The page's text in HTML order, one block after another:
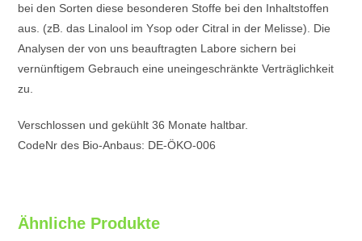
bei den Sorten diese besonderen Stoffe bei den Inhaltstoffen
aus. (zB. das Linalool im Ysop oder Citral in der Melisse). Die
Analysen der von uns beauftragten Labore sichern bei
vernünftigem Gebrauch eine uneingeschränkte Verträglichkeit
zu.
Verschlossen und gekühlt 36 Monate haltbar.
CodeNr des Bio-Anbaus: DE-ÖKO-006
Ähnliche Produkte